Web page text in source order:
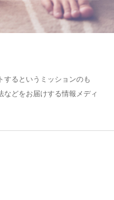
するというミッションのも
などをお届けする情報メディ